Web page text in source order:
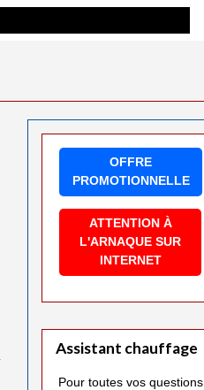
OFFRE
PROMOTIONNELLE
ATTENTION À
L'ARNAQUE SUR
INTERNET
Assistant chauffage
Pour toutes vos questions